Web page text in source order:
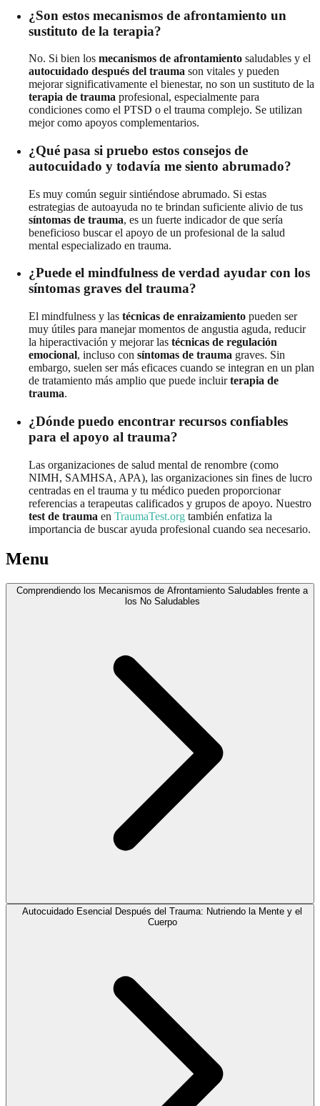
¿Son estos mecanismos de afrontamiento un
sustituto de la terapia?
No. Si bien los mecanismos de afrontamiento saludables y el
autocuidado después del trauma son vitales y pueden
mejorar significativamente el bienestar, no son un sustituto de la
terapia de trauma profesional, especialmente para
condiciones como el PTSD o el trauma complejo. Se utilizan
mejor como apoyos complementarios.
¿Qué pasa si pruebo estos consejos de
autocuidado y todavía me siento abrumado?
Es muy común seguir sintiéndose abrumado. Si estas
estrategias de autoayuda no te brindan suficiente alivio de tus
síntomas de trauma, es un fuerte indicador de que sería
beneficioso buscar el apoyo de un profesional de la salud
mental especializado en trauma.
¿Puede el mindfulness de verdad ayudar con los
síntomas graves del trauma?
El mindfulness y las técnicas de enraizamiento pueden ser
muy útiles para manejar momentos de angustia aguda, reducir
la hiperactivación y mejorar las técnicas de regulación
emocional, incluso con síntomas de trauma graves. Sin
embargo, suelen ser más eficaces cuando se integran en un plan
de tratamiento más amplio que puede incluirterapia de
trauma.
¿Dónde puedo encontrar recursos confiables
para el apoyo al trauma?
Las organizaciones de salud mental de renombre (como
NIMH, SAMHSA, APA), las organizaciones sin fines de lucro
centradas en el trauma y tu médico pueden proporcionar
referencias a terapeutas calificados y grupos de apoyo. Nuestro
test de trauma en TraumaTest.org también enfatiza la
importancia de buscar ayuda profesional cuando sea necesario.
Menu
Comprendiendo los Mecanismos de Afrontamiento Saludables frente a
los No Saludables
Autocuidado Esencial Después del Trauma: Nutriendo la Mente y el
Cuerpo